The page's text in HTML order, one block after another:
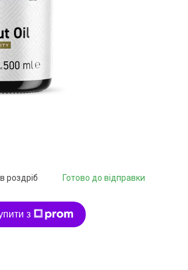
Готово до відправки
роздріб
з